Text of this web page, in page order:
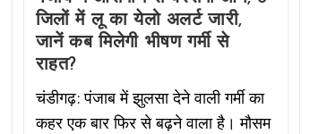
जिलों में लू का येलो अलर्ट जारी,
जानें कब मिलेगी भीषण गर्मी से
राहत?
चंडीगढ़: पंजाब में झुलसा देने वाली गर्मी का
कहर एक बार फिर से बढ़ने वाला है। मौसम